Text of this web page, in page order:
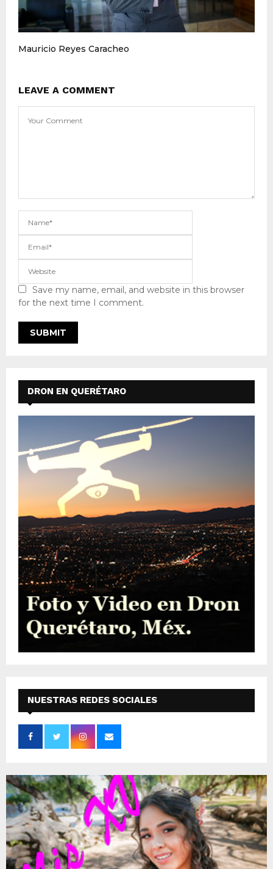
Mauricio Reyes Caracheo
LEAVE A COMMENT
Save my name, email, and website in this browser
for the next time I comment.
DRON EN QUERÉTARO
NUESTRAS REDES SOCIALES